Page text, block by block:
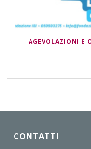
AGEVOLAZIONI E
CONTATTI